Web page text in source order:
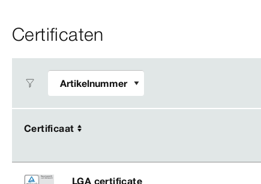
Certificaten
Certificaat
Certificaat
LGA certificate